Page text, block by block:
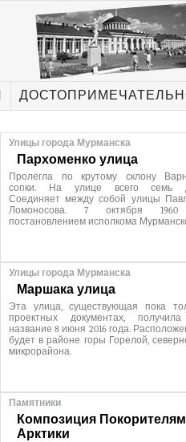
Улицы города Мурманска
Пархоменко улица
Пролегла по крутому склону
сопки. На улице всего семь
Соединяет между собой улицы
Ломоносова. 7 октября 1960
постановлением исполкома
Улицы города Мурманска
Маршака улица
Эта улица, существующая пока
проектных документах,
название 8 июня 2016 года.
будет в районе горы Горелой,
микрорайона.
Памятники
Композиция Покорителям
Арктики